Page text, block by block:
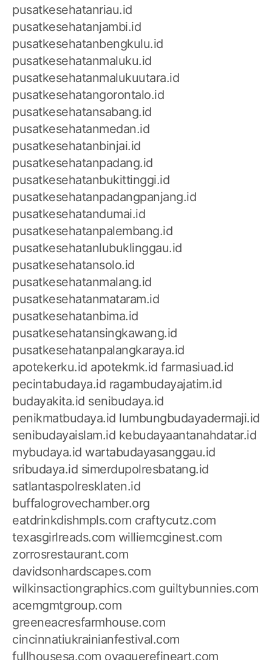
pusatkesehatanriau.id
pusatkesehatanjambi.id
pusatkesehatanbengkulu.id
pusatkesehatanmaluku.id
pusatkesehatanmalukuutara.id
pusatkesehatangorontalo.id
pusatkesehatansabang.id
pusatkesehatanmedan.id
pusatkesehatanbinjai.id
pusatkesehatanpadang.id
pusatkesehatanbukittinggi.id
pusatkesehatanpadangpanjang.id
pusatkesehatandumai.id
pusatkesehatanpalembang.id
pusatkesehatanlubuklinggau.id
pusatkesehatansolo.id
pusatkesehatanmalang.id
pusatkesehatanmataram.id
pusatkesehatanbima.id
pusatkesehatansingkawang.id
pusatkesehatanpalangkaraya.id
apotekerku.id apotekmk.id farmasiuad.id
pecintabudaya.id ragambudayajatim.id
budayakita.id senibudaya.id
penikmatbudaya.id lumbungbudayadermaji.id
senibudayaislam.id kebudayaantanahdatar.id
mybudaya.id wartabudayasanggau.id
sribudaya.id simerdupolresbatang.id
satlantaspolresklaten.id
buffalogrovechamber.org
eatdrinkdishmpls.com craftycutz.com
texasgirlreads.com williemcginest.com
zorrosrestaurant.com
davidsonhardscapes.com
wilkinsactiongraphics.com guiltybunnies.com
acemgmtgroup.com
greeneacresfarmhouse.com
cincinnatiukrainianfestival.com
fullhousesa.com oyaguerefineart.com